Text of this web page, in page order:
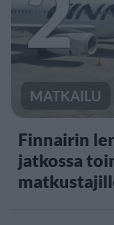
MATKAILU
Finnairin
jatkossa